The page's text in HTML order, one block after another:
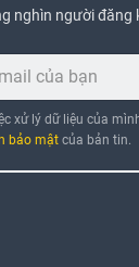
nghìn người đăng
xử lý dữ liệu của
bảo mật của bản tin.